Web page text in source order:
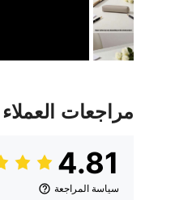
مراجعات العملاء
4.81
سياسة المراجعة